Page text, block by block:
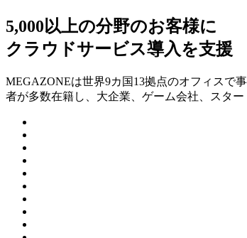
5,000以上の分野のお客様に
クラウドサービス導入を支援
MEGAZONEは世界9カ国13拠点のオフィスで
者が多数在籍し、⼤企業、ゲーム会社、スタ